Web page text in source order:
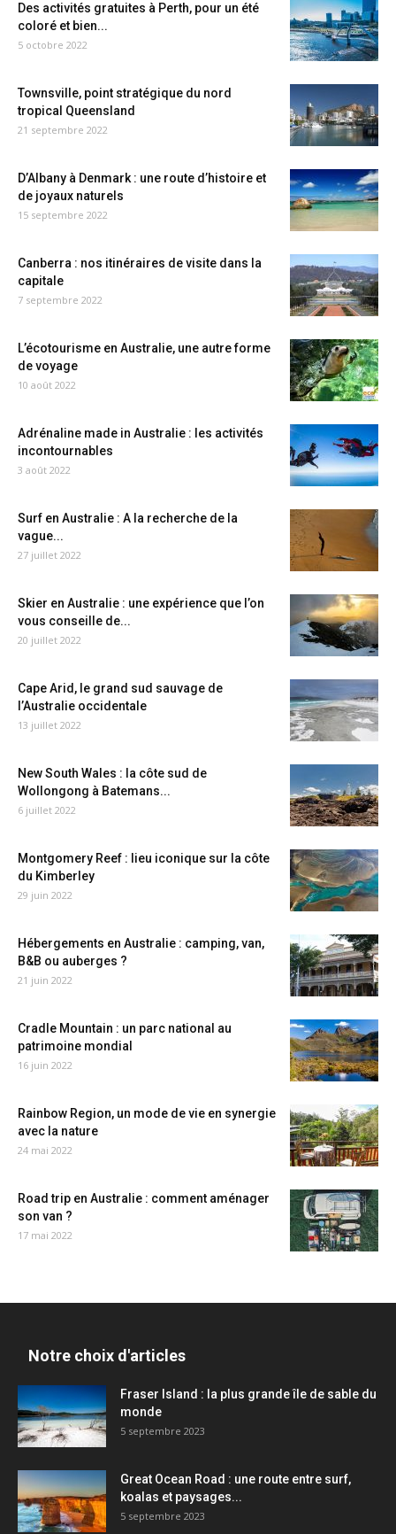
Des activités gratuites à Perth, pour un été
coloré et bien...
5 octobre 2022
Townsville, point stratégique du nord
tropical Queensland
21 septembre 2022
D’Albany à Denmark : une route d’histoire et
de joyaux naturels
15 septembre 2022
Canberra : nos itinéraires de visite dans la
capitale
7 septembre 2022
L’écotourisme en Australie, une autre forme
de voyage
10 août 2022
Adrénaline made in Australie : les activités
incontournables
3 août 2022
Surf en Australie : A la recherche de la
vague...
27 juillet 2022
Skier en Australie : une expérience que l’on
vous conseille de...
20 juillet 2022
Cape Arid, le grand sud sauvage de
l’Australie occidentale
13 juillet 2022
New South Wales : la côte sud de
Wollongong à Batemans...
6 juillet 2022
Montgomery Reef : lieu iconique sur la côte
du Kimberley
29 juin 2022
Hébergements en Australie : camping, van,
B&B ou auberges ?
21 juin 2022
Cradle Mountain : un parc national au
patrimoine mondial
16 juin 2022
Rainbow Region, un mode de vie en synergie
avec la nature
24 mai 2022
Road trip en Australie : comment aménager
son van ?
17 mai 2022
Notre choix d'articles
Fraser Island : la plus grande île de sable du
monde
5 septembre 2023
Great Ocean Road : une route entre surf,
koalas et paysages...
5 septembre 2023